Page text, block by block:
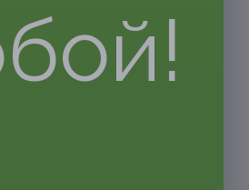
полгода, год)
(60 минут) (1560 руб. вместо
(700 руб. вместо 1000 руб.)